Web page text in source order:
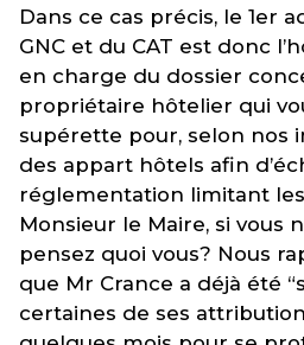
Dans ce cas précis, le 1er
GNC et du CAT est donc
en charge du dossier
propriétaire hôtelier qui
supérette pour, selon nos
des appart hôtels afin
réglementation limitant
Monsieur le Maire, si vous
pensez quoi vous? Nous
que Mr Crance a déjà été
certaines de ses